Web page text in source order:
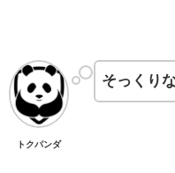
トクパンダ
そっくり